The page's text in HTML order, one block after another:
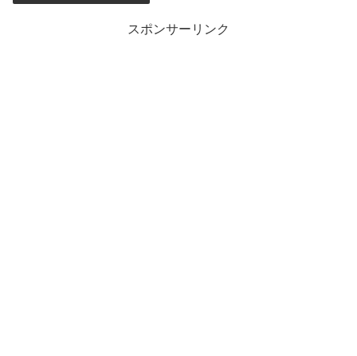
スポンサーリンク